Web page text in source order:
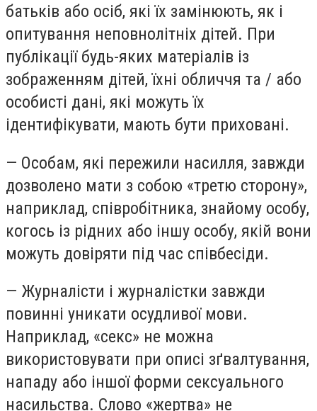
батьків або осіб, які їх замінюють, як і
опитування неповнолітніх дітей. При
публікації будь-яких матеріалів із
зображенням дітей, їхні обличчя та / або
особисті дані, які можуть їх
ідентифікувати, мають бути приховані.
— Особам, які пережили насилля, завжди
дозволено мати з собою «третю сторону»,
наприклад, співробітника, знайому особу,
когось із рідних або іншу особу, якій вони
можуть довіряти під час співбесіди.
— Журналісти і журналістки завжди
повинні уникати осудливої мови.
Наприклад, «секс» не можна
використовувати при описі зґвалтування,
нападу або іншої форми сексуального
насильства. Слово «жертва» не